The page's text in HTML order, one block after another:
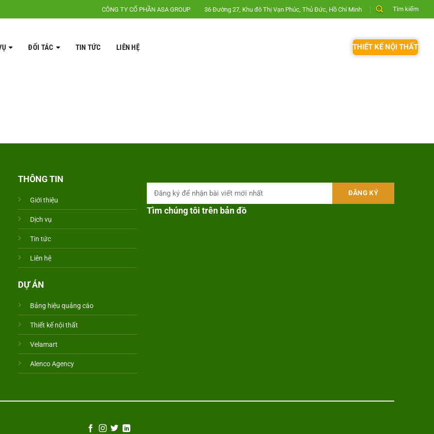
CÔNG TY CỔ PHẦN ASA GROUP 36 Đường 27, Khu đô Thị Vạn Phúc, Thủ Đức, Hồ Chí Minh Tìm kiếm
ĐỐI TÁC TIN TỨC LIÊN HỆ THIẾT KẾ NỘI THẤT
THÔNG TIN
Giới thiệu
Dịch vụ
Tin tức
Liên hệ
DỰ ÁN
Bảng hiệu quảng cáo
Thiết kế nội thất
Velamart
Alenco Agency
Tìm chúng tôi trên bản đồ